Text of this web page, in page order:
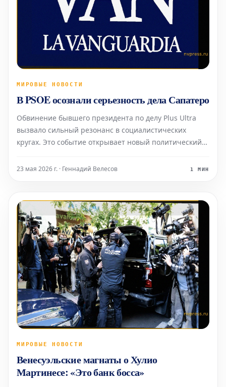
МИРОВЫЕ НОВОСТИ
В PSOE осознали серьезность дела Сапатеро
Обвинение бывшего президента по делу Plus Ultra
вызвало сильный резонанс в социалистических
кругах. Это событие открывает новый политический
периоде, который и без того отмечен
23 мая 2026 г. · Геннадий Велесов 1 МИН
МИРОВЫЕ НОВОСТИ
Венесуэльские магнаты о Хулио
Мартинесе: «Это банк босса»